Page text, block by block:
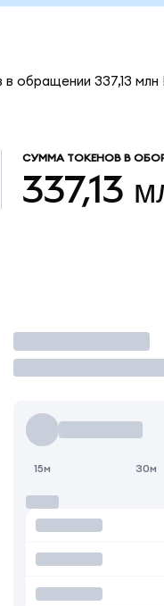
обращении 337,13 млн
СУММА ТОКЕНОВ В
337,13
Торговать
15м 30м